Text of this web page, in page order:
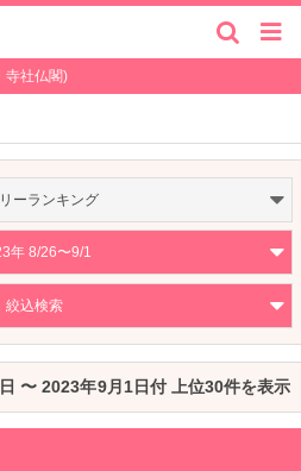
寺社仏閣)
ーランキング
年 8/26〜9/1
絞込検索
〜 2023年9月1日付 上位30件を表示